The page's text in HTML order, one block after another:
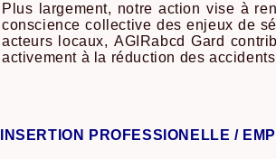
Plus largement, notre action vise à
conscience collective des enjeux de
acteurs locaux, AGIRabcd Gard
activement à la réduction des
INSERTION PROFESSIONELLE /